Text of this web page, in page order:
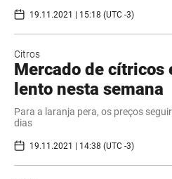
19.11.2021 | 15:18 (UTC -3)
Citros
Mercado de cítricos
lento nesta semana
Para a laranja pera, os preços
dias
19.11.2021 | 14:38 (UTC -3)